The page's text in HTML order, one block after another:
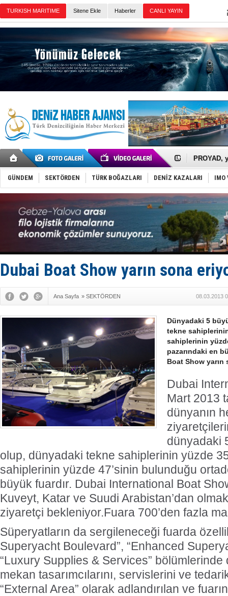
Sitene Ekle Haberler
İTU AUV,
LNG
Türkiye-
Türk
Deniz
DÖDER,
Fairline,
Baltık
Runit
Limana
Türk
Hüseyin
Hat-San
GÜNDEM SEKTÖRDEN TÜRK BOĞAZLARI DENİZ KAZALARI IMO
Dubai Boat Show yarın sona
Ana Sayfa » SEKTÖRDEN 08.03.2013
Dünyadaki 5
tekne
sahiplerinin
pazarındaki en
Boat Show yarın
Dubai
Mart 2013
dünyanın
dünyadaki
olup, dünyadaki tekne sahiplerinin yüzde
sahiplerinin yüzde 47’sinin bulunduğu
büyük fuardır. Dubai International Boat
Kuveyt, Katar ve Suudi Arabistan’dan
ziyaretçi bekleniyor.Fuara 700’den fazla
Süperyatların da sergileneceği fuarda
Superyacht Boulevard”, “Enhanced
“Luxury Supplies & Services” bölümlerinde
mekan tasarımcılarını, servislerini ve
“External Area” olarak adlandırılan ve